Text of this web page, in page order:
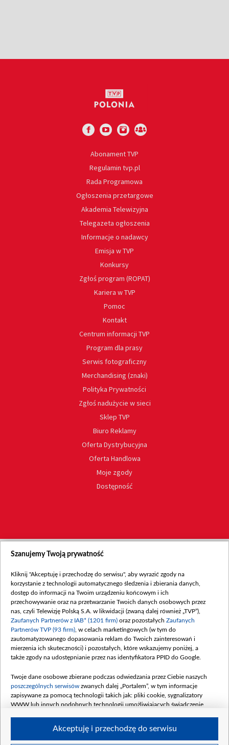
Abonament TVP
Regulamin tvp.pl
Rada Programowa
Ogłoszenia przetargowe
Akademia Telewizyjna
Telegazeta ogłoszenia
Informacje o nadawcy
Emisja w TVP
Konkursy
Zgłoś program (ROPAT)
Kariera w TVP
Pomoc
Kontakt
Centrum informacji TVP
Program dla prasy
Serwis fotograficzny
Merchandising (znaki)
Polityka Prywatności
Zgłoś nadużycie w sieci
Sklep TVP
Biuro Reklamy
Oferta Dystrybucyjna
Oferta Handlowa
Moje zgody
Dostępność
Szanujemy Twoją prywatność
Kliknij "Akceptuję i przechodzę do serwisu", aby wyrazić zgody na
korzystanie z technologii automatycznego śledzenia i zbierania danych,
dostęp do informacji na Twoim urządzeniu końcowym i ich
przechowywanie oraz na przetwarzanie Twoich danych osobowych przez
nas, czyli Telewizję Polską S.A. w likwidacji (zwaną dalej również „TVP”),
Zaufanych Partnerów z IAB* (1201 firm) oraz pozostałych Zaufanych
Partnerów TVP (93 firm) , w celach marketingowych (w tym do
zautomatyzowanego dopasowania reklam do Twoich zainteresowań i
mierzenia ich skuteczności) i pozostałych, które wskazujemy poniżej, a
także zgody na udostępnianie przez nas identyfikatora PPID do Google.
Twoje dane osobowe zbierane podczas odwiedzania przez Ciebie naszych
poszczególnych serwisów zwanych dalej „Portalem”, w tym informacje
zapisywane za pomocą technologii takich jak: pliki cookie, sygnalizatory
WWW lub innych podobnych technologii umożliwiających świadczenie
Akceptuję i przechodzę do serwisu